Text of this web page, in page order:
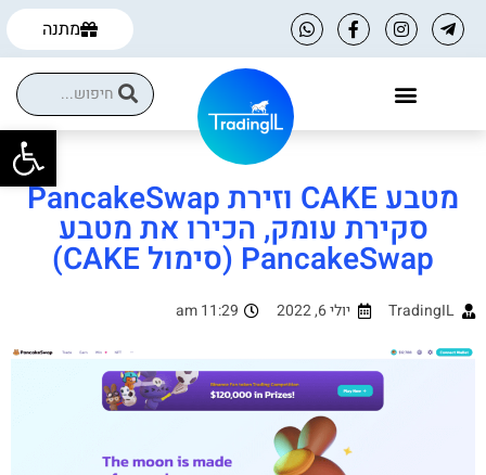
מתנה
מטבע CAKE וזירת PancakeSwap
סקירת עומק, הכירו את מטבע
PancakeSwap (סימול CAKE)
TradingIL יולי 6, 2022 11:29 am